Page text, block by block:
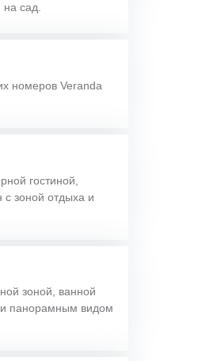
сад.
номеров Veranda
гостиной,
с зоной отдыха и
зоной, ванной
и панорамным видом